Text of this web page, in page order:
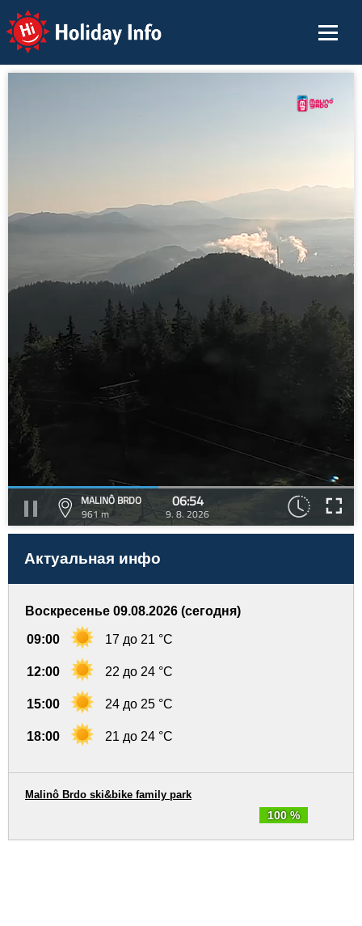
Holiday Info
MALINÔ BRDO
961 m
06:54
9. 8. 2026
Актуальная инфо
Воскресенье 09.08.2026 (сегодня)
09:00 17 до 21 °C
12:00 22 до 24 °C
15:00 24 до 25 °C
18:00 21 до 24 °C
100 %
Malinô Brdo ski&bike family park